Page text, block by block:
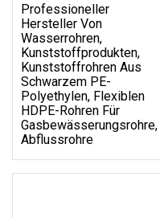
Professioneller
Hersteller Von
Wasserrohren,
Kunststoffprodukten,
Kunststoffrohren Aus
Schwarzem PE-
Polyethylen, Flexiblen
HDPE-Rohren Für
Gasbewässerungsrohre,
Abflussrohre